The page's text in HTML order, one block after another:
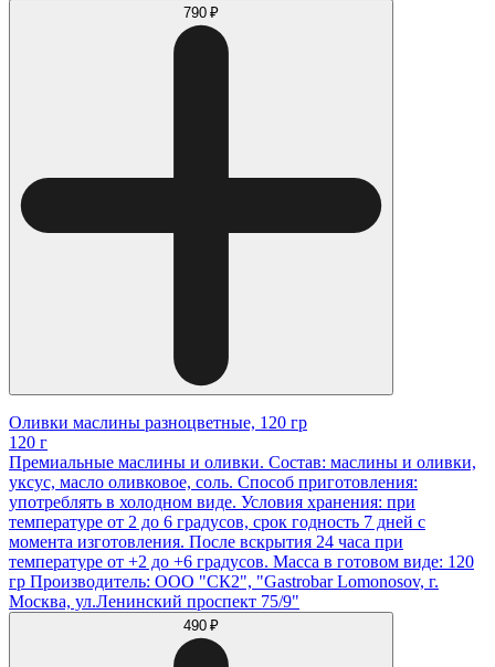
790 ₽
Оливки маслины разноцветные, 120 гр
120 г
Премиальные маслины и оливки. Состав: маслины и оливки,
уксус, масло оливковое, соль. Способ приготовления:
употреблять в холодном виде. Условия хранения: при
температуре от 2 до 6 градусов, срок годность 7 дней с
момента изготовления. После вскрытия 24 часа при
температуре от +2 до +6 градусов. Масса в готовом виде: 120
гр Производитель: ООО "СК2", "Gastrobar Lomonosov, г.
Москва, ул.Ленинский проспект 75/9"
490 ₽